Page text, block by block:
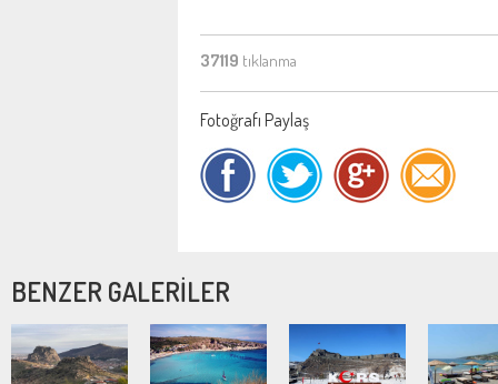
37119 tıklanma
Fotoğrafı Paylaş
BENZER GALERİLER